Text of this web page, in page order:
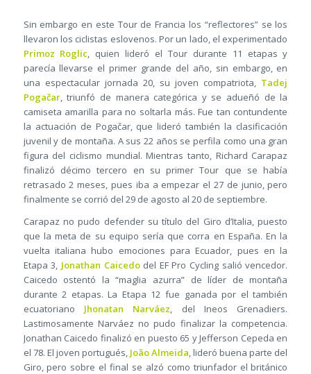
Sin embargo en este Tour de Francia los “reflectores” se los
llevaron los ciclistas eslovenos. Por un lado, el experimentado
Primoz Roglic, quien lideró el Tour durante 11 etapas y
parecía llevarse el primer grande del año, sin embargo, en
una espectacular jornada 20, su joven compatriota, Tadej
Pogačar, triunfó de manera categórica y se adueñó de la
camiseta amarilla para no soltarla más. Fue tan contundente
la actuación de Pogačar, que lideró también la clasificación
juvenil y de montaña. A sus 22 años se perfila como una gran
figura del ciclismo mundial. Mientras tanto, Richard Carapaz
finalizó décimo tercero en su primer Tour que se había
retrasado 2 meses, pues iba a empezar el 27 de junio, pero
finalmente se corrió del 29 de agosto al 20 de septiembre.
Carapaz no pudo defender su título del Giro d’Italia, puesto
que la meta de su equipo sería que corra en España. En la
vuelta italiana hubo emociones para Ecuador, pues en la
Etapa 3, Jonathan Caicedodel EF Pro Cycling salió vencedor.
Caicedo ostentó la “maglia azurra” de líder de montaña
durante 2 etapas. La Etapa 12 fue ganada por el también
ecuatoriano Jhonatan Narváez, del Ineos Grenadiers.
Lastimosamente Narváez no pudo finalizar la competencia.
Jonathan Caicedo finalizó en puesto 65 y Jefferson Cepeda en
el 78. El joven portugués, João Almeida, lideró buena parte del
Giro, pero sobre el final se alzó como triunfador el británico